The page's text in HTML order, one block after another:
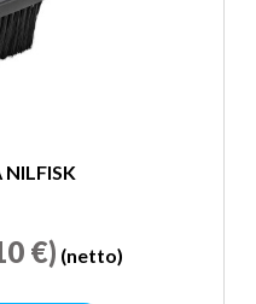
€) (netto)